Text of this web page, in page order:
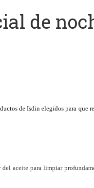
de
de Isdin elegidos para que
aceite para limpiar